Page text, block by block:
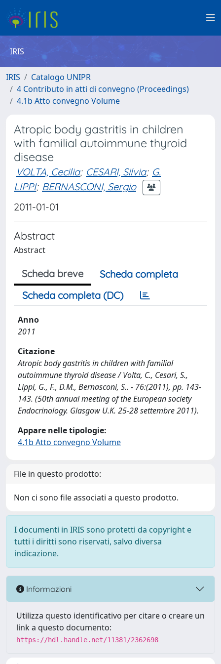
IRIS
IRIS
Catalogo UNIPR
4 Contributo in atti di convegno (Proceedings)
4.1b Atto convegno Volume
Atropic body gastritis in children
with familial autoimmune thyroid
disease
VOLTA, Cecilia; CESARI, Silvia; G.
LIPPI; BERNASCONI, Sergio
2011-01-01
Abstract
Abstract
Scheda breve
Scheda completa
Scheda completa (DC)
Anno
2011
Citazione
Atropic body gastritis in children with familial
autoimmune thyroid disease / Volta, C., Cesari, S.,
Lippi, G., F., D.M., Bernasconi, S.. - 76:(2011), pp. 143-
143. (50th annual meeting of the European society
Endocrinology. Glasgow U.K. 25-28 settembre 2011).
Appare nelle tipologie:
4.1b Atto convegno Volume
File in questo prodotto:
Non ci sono file associati a questo prodotto.
I documenti in IRIS sono protetti da copyright e
tutti i diritti sono riservati, salvo diversa
indicazione.
Informazioni
Utilizza questo identificativo per citare o creare un
link a questo documento:
https://hdl.handle.net/11381/2362698